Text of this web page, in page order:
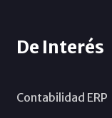
De Interés
Contabilidad ERP